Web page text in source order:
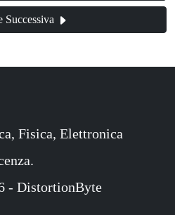
Successiva
Fisica, Elettronica
- DistortionByte